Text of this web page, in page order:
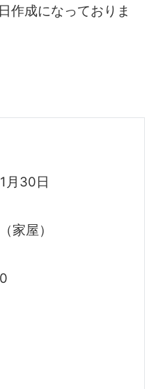
作成になっておりま
月30日
家屋）